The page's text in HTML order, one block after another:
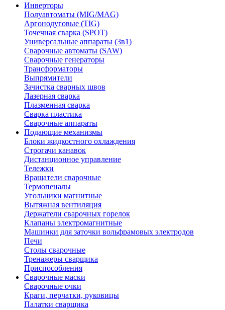
Инверторы
Полуавтоматы (MIG/MAG)
Аргонодуговые (TIG)
Точечная сварка (SPOT)
Универсальные аппараты (3в1)
Сварочные автоматы (SAW)
Сварочные генераторы
Трансформаторы
Выпрямители
Зачистка сварных швов
Лазерная сварка
Плазменная сварка
Сварка пластика
Сварочные аппараты
Подающие механизмы
Блоки жидкостного охлаждения
Строгачи канавок
Дистанционное управление
Тележки
Вращатели сварочные
Термопеналы
Угольники магнитные
Вытяжная вентиляция
Держатели сварочных горелок
Клапаны электромагнитные
Машинки для заточки вольфрамовых электродов
Печи
Столы сварочные
Тренажеры сварщика
Приспособления
Сварочные маски
Сварочные очки
Краги, перчатки, руковицы
Палатки сварщика